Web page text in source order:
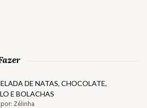
DE NATAS, CHOCOLATE,
E BOLACHAS
Zélinha